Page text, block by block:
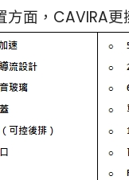
方面，CAVIRA